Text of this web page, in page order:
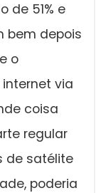
de 51% e
bem depois
o
via
coisa
regular
de satélite
poderia